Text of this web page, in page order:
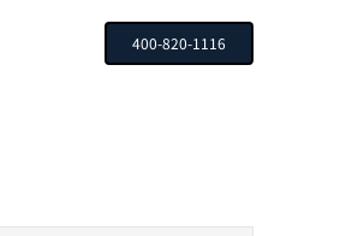
400-820-1116